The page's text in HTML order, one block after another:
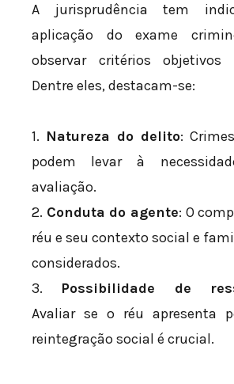
A jurisprudência tem
aplicação do exame
observar critérios objetivos
Dentre eles, destacam-se:
1. Natureza do delito:
podem levar à
avaliação.
2. Conduta do agente: O
réu e seu contexto social e
considerados.
3. Possibilidade de
Avaliar se o réu apresenta
reintegração social é crucial.